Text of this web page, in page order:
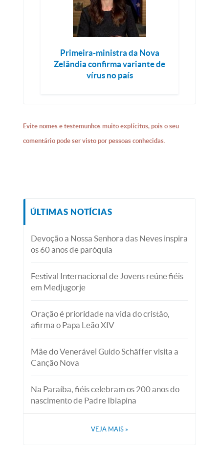
Primeira-ministra da Nova
Zelândia confirma variante de
vírus no país
Evite nomes e testemunhos muito explícitos, pois o seu
comentário pode ser visto por pessoas conhecidas.
ÚLTIMAS NOTÍCIAS
Devoção a Nossa Senhora das Neves inspira
os 60 anos de paróquia
Festival Internacional de Jovens reúne fiéis
em Medjugorje
Oração é prioridade na vida do cristão,
afirma o Papa Leão XIV
Mãe do Venerável Guido Schäffer visita a
Canção Nova
Na Paraíba, fiéis celebram os 200 anos do
nascimento de Padre Ibiapina
VEJA MAIS »